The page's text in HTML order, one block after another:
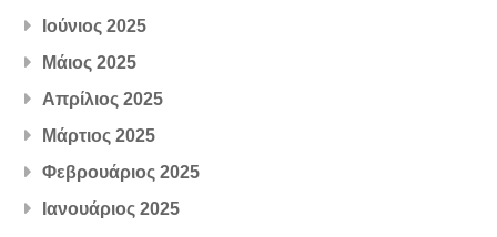
Ιούνιος 2025
Μάιος 2025
Απρίλιος 2025
Μάρτιος 2025
Φεβρουάριος 2025
Ιανουάριος 2025